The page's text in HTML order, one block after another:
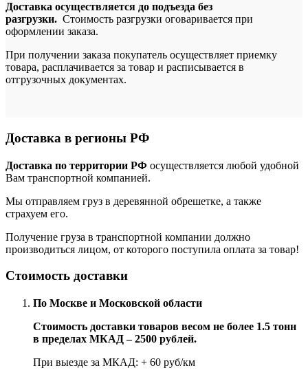
Доставка осуществляется до подъезда без
разгрузки. Стоимость разгрузки оговаривается при
оформлении заказа.
При получении заказа покупатель осуществляет приемку
товара, расплачивается за товар и расписывается в
отгрузочных документах.
Доставка в регионы РФ
Доставка по территории РФ осуществляется любой удобной
Вам транспортной компанией.
Мы отправляем груз в деревянной обрешетке, а также
страхуем его.
Получение груза в транспортной компании должно
производиться лицом, от которого поступила оплата за товар!
Стоимость доставки
По Москве и Московской области
Стоимость доставки товаров весом не более 1.5 тонн
в пределах МКАД – 2500 рублей.
При выезде за МКАД: + 60 руб/км